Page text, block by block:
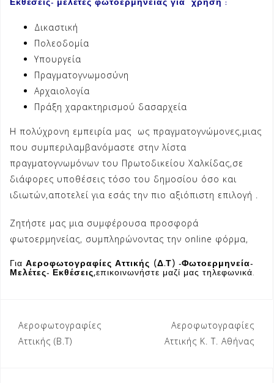
Εκθέσεις- μελέτες φωτοερμηνείας για χρήση :
Δικαστική
Πολεοδομία
Υπουργεία
Πραγματογνωμοσύνη
Αρχαιολογία
Πράξη χαρακτηρισμού δασαρχεία
Η πολύχρονη εμπειρία μας ως πραγματογνώμονες,μιας
που συμπεριλαμβανόμαστε στην λίστα
πραγματογνωμόνων του Πρωτοδικείου Χαλκίδας,σε
διάφορες υποθέσεις τόσο του δημοσίου όσο και
ιδιωτών,αποτελεί για εσάς την πιο αξιόπιστη επιλογή .
Ζητήστε μας μια συμφέρουσα προσφορά
φωτοερμηνείας, συμπληρώνοντας την online φόρμα,
Για Αεροφωτογραφίες Αττικής (Δ.Τ) -Φωτοερμηνεία-
Μελέτες- Εκθέσεις,επικοινωνήστε μαζί μας τηλεφωνικά.
άρθρων
Αεροφωτογραφίες
Αττικής (Β.Τ)
Αεροφωτογραφίες
Αττικής Κ. Τ. Αθήνας